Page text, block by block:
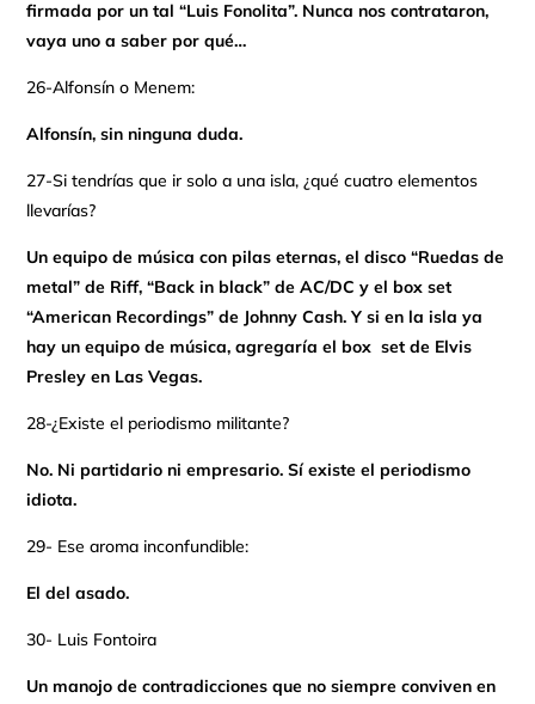
firmada por un tal “Luis Fonolita”. Nunca nos contrataron,
vaya uno a saber por qué…
26-Alfonsín o Menem:
Alfonsín, sin ninguna duda.
27-Si tendrías que ir solo a una isla, ¿qué cuatro elementos
llevarías?
Un equipo de música con pilas eternas, el disco “Ruedas de
metal” de Riff, “Back in black” de AC/DC y el box set
“American Recordings” de Johnny Cash. Y si en la isla ya
hay un equipo de música, agregaría el box set de Elvis
Presley en Las Vegas.
28-¿Existe el periodismo militante?
No. Ni partidario ni empresario. Sí existe el periodismo
idiota.
29- Ese aroma inconfundible:
El del asado.
30- Luis Fontoira
Un manojo de contradicciones que no siempre conviven en